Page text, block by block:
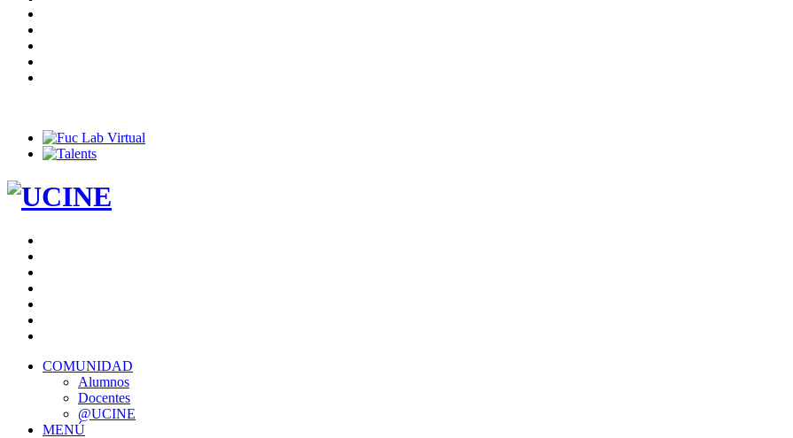
COMUNIDAD
Alumnos
Docentes
@UCINE
MENÚ